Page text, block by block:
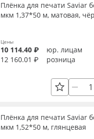
Плёнка для печати Saviar
мкм 1,37*50 м, матовая,
Цены
10 114.40 ₽
юр. лицам
12 160.01 ₽
розница
Плёнка для печати Saviar
мкм 1,52*50 м, глянцевая